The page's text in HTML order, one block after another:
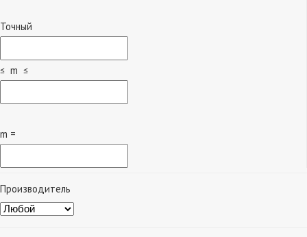
Точный
≤ m ≤
m =
Производитель